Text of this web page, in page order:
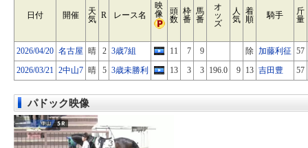
日付 開催
天
気 R レース名
映
像
頭
数
枠
番
馬
番
オ
ッ
ズ
人
気
着
順
騎手
斤
量
2026/04/20 名古屋 晴 2 3歳7組 11 7 9 除 加藤利征 57
2026/03/21 2中山7 晴 5 3歳未勝利 13 3 3 196.0 9 13 吉田豊 57
パドック映像